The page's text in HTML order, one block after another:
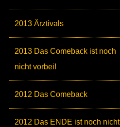
2013 Ärztivals
2013 Das Comeback ist noch
nicht vorbei!
2012 Das Comeback
2012 Das ENDE ist noch nicht